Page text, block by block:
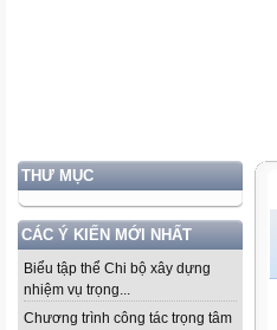
THƯ MỤC
CÁC Ý KIẾN MỚI NHẤT
Biểu tập thể Chi bộ xây dựng
nhiệm vụ trọng...
Chương trình công tác trọng tâm